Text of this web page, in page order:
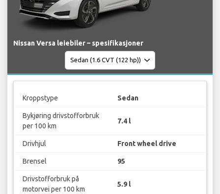
Nissan Versa leiebiler – spesifikasjoner
Kroppstype Sedan
Bykjøring drivstofforbruk
per 100 km
7.4 l
Drivhjul Front wheel drive
Brensel 95
Drivstofforbruk på
motorvei per 100 km
5.9 l